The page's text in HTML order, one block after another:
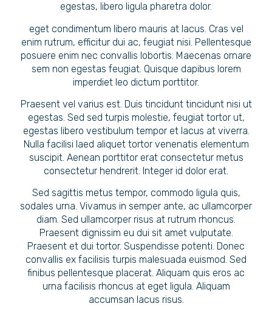
egestas, libero ligula pharetra dolor.
eget condimentum libero mauris at lacus. Cras vel
enim rutrum, efficitur dui ac, feugiat nisi. Pellentesque
posuere enim nec convallis lobortis. Maecenas ornare
sem non egestas feugiat. Quisque dapibus lorem
imperdiet leo dictum porttitor.
Praesent vel varius est. Duis tincidunt tincidunt nisi ut
egestas. Sed sed turpis molestie, feugiat tortor ut,
egestas libero vestibulum tempor et lacus at viverra.
Nulla facilisi laed aliquet tortor venenatis elementum
suscipit. Aenean porttitor erat consectetur metus
consectetur hendrerit. Integer id dolor erat.
Sed sagittis metus tempor, commodo ligula quis,
sodales urna. Vivamus in semper ante, ac ullamcorper
diam. Sed ullamcorper risus at rutrum rhoncus.
Praesent dignissim eu dui sit amet vulputate.
Praesent et dui tortor. Suspendisse potenti. Donec
convallis ex facilisis turpis malesuada euismod. Sed
finibus pellentesque placerat. Aliquam quis eros ac
urna facilisis rhoncus at eget ligula. Aliquam
accumsan lacus risus.